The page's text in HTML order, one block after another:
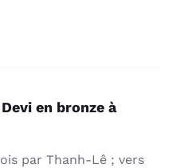
en bronze à
par Thanh-Lê ; vers